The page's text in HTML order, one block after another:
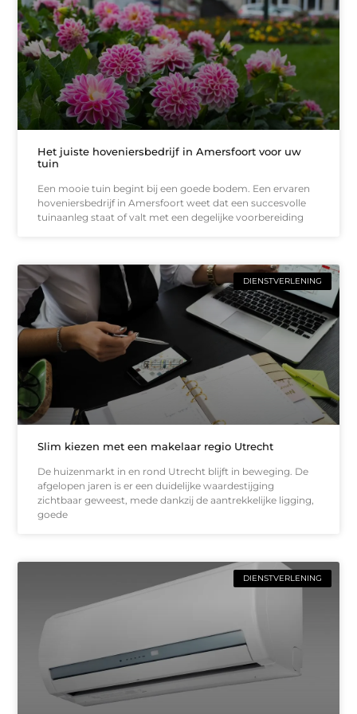
Het juiste hoveniersbedrijf in Amersfoort voor uw
tuin
Een mooie tuin begint bij een goede bodem. Een ervaren
hoveniersbedrijf in Amersfoort weet dat een succesvolle
tuinaanleg staat of valt met een degelijke voorbereiding
DIENSTVERLENING
Slim kiezen met een makelaar regio Utrecht
De huizenmarkt in en rond Utrecht blijft in beweging. De
afgelopen jaren is er een duidelijke waardestijging
zichtbaar geweest, mede dankzij de aantrekkelijke ligging,
goede
DIENSTVERLENING